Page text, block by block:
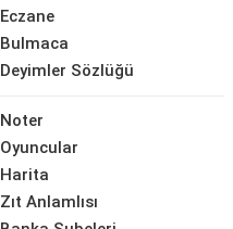
Eczane
Bulmaca
Deyimler Sözlüğü
Noter
Oyuncular
Harita
Zıt Anlamlısı